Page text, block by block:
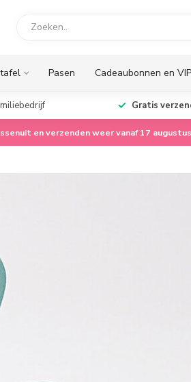
Pasen Cadeaubonnen en VIP
Gratis
en verzenden weer vanaf 17